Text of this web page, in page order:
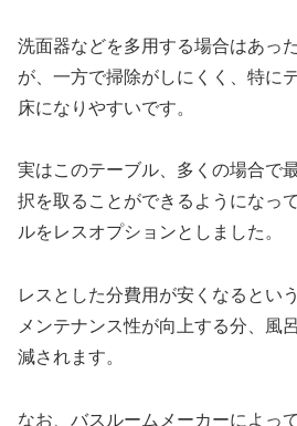
洗面器などを多用する場合はあっ
が、一方で掃除がしにくく、特に
床になりやすいです。
実はこのテーブル、多くの場合で
択を取ることができるようになっ
ルをレスオプションとしました。
レスとした分費用が安くなるとい
メンテナンス性が向上する分、風
減されます。
なお、バスルームメーカーによっ